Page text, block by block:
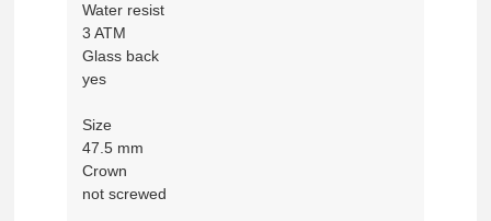
Water resist
3 ATM
Glass back
yes
Size
47.5 mm
Crown
not screwed